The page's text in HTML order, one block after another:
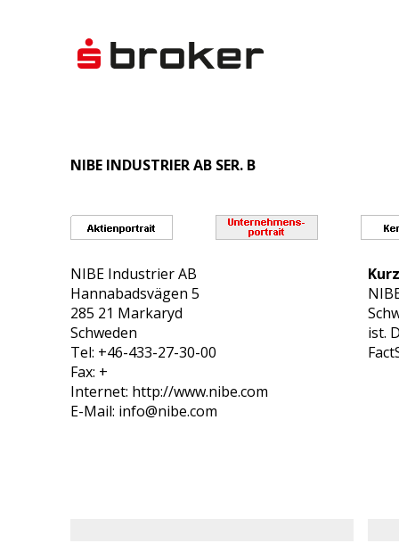
NIBE INDUSTRIER AB SER. B
NIBE Industrier AB
Hannabadsvägen 5
285 21 Markaryd
Schweden
Tel: +46-433-27-30-00
Fax: +
Internet: http://www.nibe.com
E-Mail: info@nibe.com
ist.